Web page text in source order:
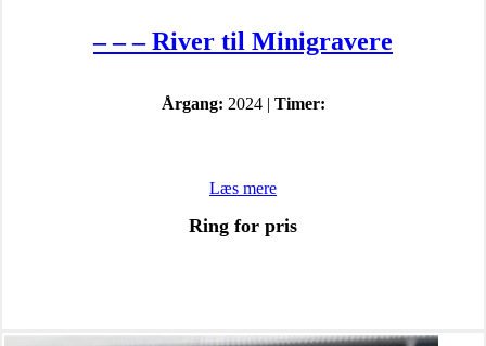
– – – River til Minigravere
Årgang: 2024 | Timer:
Læs mere
Ring for pris